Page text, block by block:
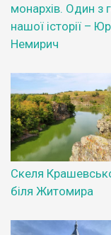
монархів. Один з
нашої історії –
Немирич
Скеля
біля Житомира